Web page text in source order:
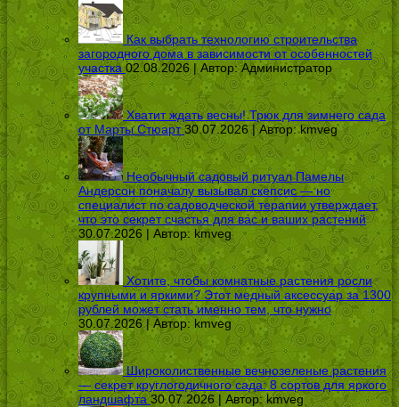
Как выбрать технологию строительства
загородного дома в зависимости от особенностей
участка 02.08.2026 | Автор:Администратор
Хватит ждать весны! Трюк для зимнего сада
от Марты Стюарт 30.07.2026 | Автор:kmveg
Необычный садовый ритуал Памелы
Андерсон поначалу вызывал скепсис — но
специалист по садоводческой терапии утверждает,
что это секрет счастья для вас и ваших растений
30.07.2026 | Автор: kmveg
Хотите, чтобы комнатные растения росли
крупными и яркими? Этот медный аксессуар за 1300
рублей может стать именно тем, что нужно
30.07.2026 | Автор: kmveg
Широколиственные вечнозеленые растения
— секрет круглогодичного сада: 8 сортов для яркого
ландшафта 30.07.2026 | Автор:kmveg